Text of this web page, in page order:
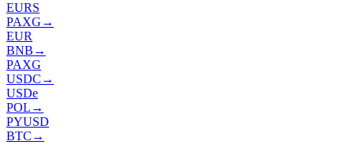
EURS
PAXG →
EUR
BNB →
PAXG
USDC →
USDe
POL →
PYUSD
BTC →